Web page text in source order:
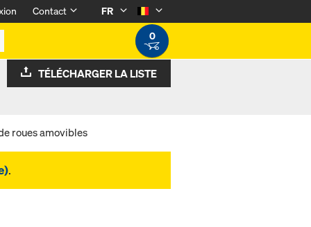
Contact
FR
0
TÉLÉCHARGER LA LISTE
roues amovibles
.